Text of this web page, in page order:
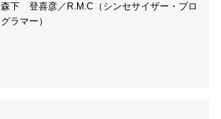
森下 登喜彦／R.M.C（シンセサイザー・プロ
グラマー）